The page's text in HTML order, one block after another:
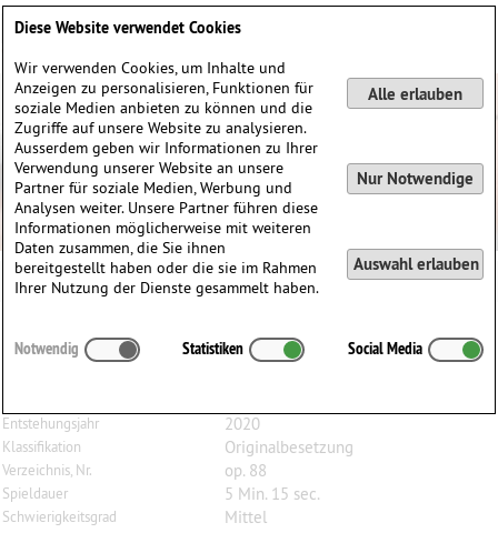
Krisis, op. 88, Emotionen für Oboe und Bratsche
Entstehungsjahr 2020
Klassifikation Originalbesetzung
Verzeichnis, Nr. op. 88
Spieldauer 5 Min. 15 sec.
Schwierigkeitsgrad Mittel
Diese Website verwendet Cookies
Wir verwenden Cookies, um Inhalte und
Anzeigen zu personalisieren, Funktionen für
soziale Medien anbieten zu können und die
Zugriffe auf unsere Website zu analysieren.
Ausserdem geben wir Informationen zu Ihrer
Verwendung unserer Website an unsere
Partner für soziale Medien, Werbung und
Analysen weiter. Unsere Partner führen diese
Informationen möglicherweise mit weiteren
Daten zusammen, die Sie ihnen
bereitgestellt haben oder die sie im Rahmen
Ihrer Nutzung der Dienste gesammelt haben.
Alle erlauben
Nur Notwendige
Auswahl erlauben
Notwendig Statistiken Social Media